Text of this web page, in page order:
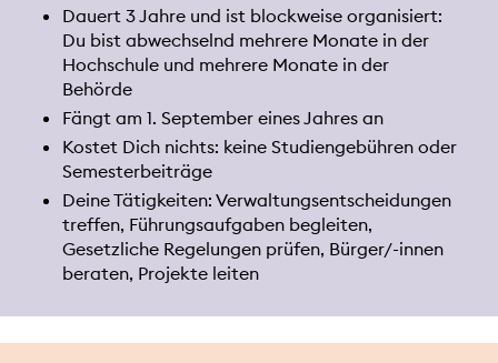
Dauert 3 Jahre und ist blockweise organisiert:
Du bist abwechselnd mehrere Monate in der
Hochschule und mehrere Monate in der
Behörde
Fängt am 1. September eines Jahres an
Kostet Dich nichts: keine Studiengebühren oder
Semesterbeiträge
Deine Tätigkeiten: Verwaltungsentscheidungen
treffen, Führungsaufgaben begleiten,
Gesetzliche Regelungen prüfen, Bürger/-innen
beraten, Projekte leiten